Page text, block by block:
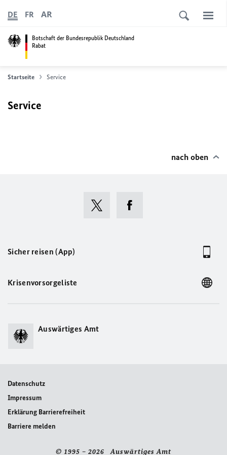
Botschaft der Bundesrepublik Deutschland
Rabat
DE FR AR
Startseite Service
Service
nach oben
Sicher reisen (App)
Krisenvorsorgeliste
Auswärtiges Amt
Datenschutz
Impressum
Erklärung Barrierefreiheit
Barriere melden
© 1995 – 2026 Auswärtiges Amt